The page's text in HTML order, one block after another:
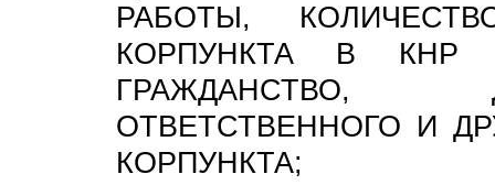
РАБОТЫ,
КОРПУНКТА В КНР
ГРАЖДАНСТВО,
ОТВЕТСТВЕННОГО И
КОРПУНКТА;